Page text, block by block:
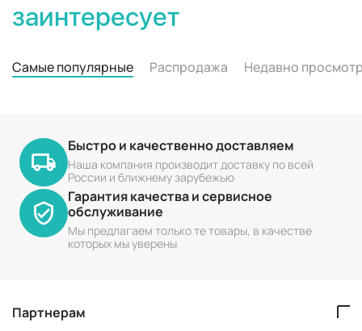
заинтересует
Самые популярные Распродажа Недавно
Быстро и качественно доставляем
Наша компания производит доставку по всей
России и ближнему зарубежью
Гарантия качества и сервисное
обслуживание
Мы предлагаем только те товары, в качестве
которых мы уверены
Партнерам